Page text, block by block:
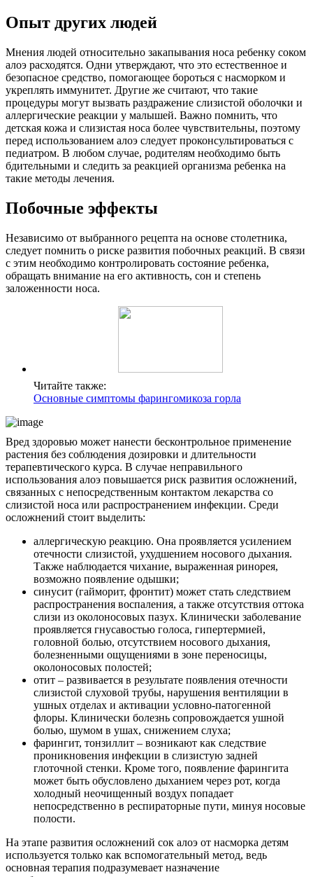
Опыт других людей
Мнения людей относительно закапывания носа ребенку соком
алоэ расходятся. Одни утверждают, что это естественное и
безопасное средство, помогающее бороться с насморком и
укреплять иммунитет. Другие же считают, что такие
процедуры могут вызвать раздражение слизистой оболочки и
аллергические реакции у малышей. Важно помнить, что
детская кожа и слизистая носа более чувствительны, поэтому
перед использованием алоэ следует проконсультироваться с
педиатром. В любом случае, родителям необходимо быть
бдительными и следить за реакцией организма ребенка на
такие методы лечения.
Побочные эффекты
Независимо от выбранного рецепта на основе столетника,
следует помнить о риске развития побочных реакций. В связи
с этим необходимо контролировать состояние ребенка,
обращать внимание на его активность, сон и степень
заложенности носа.
Читайте также:
Основные симптомы фарингомикоза горла
Вред здоровью может нанести бесконтрольное применение
растения без соблюдения дозировки и длительности
терапевтического курса. В случае неправильного
использования алоэ повышается риск развития осложнений,
связанных с непосредственным контактом лекарства со
слизистой носа или распространением инфекции. Среди
осложнений стоит выделить:
аллергическую реакцию. Она проявляется усилением
отечности слизистой, ухудшением носового дыхания.
Также наблюдается чихание, выраженная ринорея,
возможно появление одышки;
синусит (гайморит, фронтит) может стать следствием
распространения воспаления, а также отсутствия оттока
слизи из околоносовых пазух. Клинически заболевание
проявляется гнусавостью голоса, гипертермией,
головной болью, отсутствием носового дыхания,
болезненными ощущениями в зоне переносицы,
околоносовых полостей;
отит – развивается в результате появления отечности
слизистой слуховой трубы, нарушения вентиляции в
ушных отделах и активации условно-патогенной
флоры. Клинически болезнь сопровождается ушной
болью, шумом в ушах, снижением слуха;
фарингит, тонзиллит – возникают как следствие
проникновения инфекции в слизистую задней
глоточной стенки. Кроме того, появление фарингита
может быть обусловлено дыханием через рот, когда
холодный неочищенный воздух попадает
непосредственно в респираторные пути, минуя носовые
полости.
На этапе развития осложнений сок алоэ от насморка детям
используется только как вспомогательный метод, ведь
основная терапия подразумевает назначение